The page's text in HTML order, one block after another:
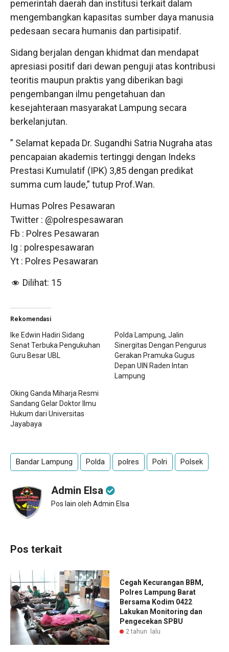
pemerintah daerah dan institusi terkait dalam
mengembangkan kapasitas sumber daya manusia
pedesaan secara humanis dan partisipatif.
Sidang berjalan dengan khidmat dan mendapat
apresiasi positif dari dewan penguji atas kontribusi
teoritis maupun praktis yang diberikan bagi
pengembangan ilmu pengetahuan dan
kesejahteraan masyarakat Lampung secara
berkelanjutan.
” Selamat kepada Dr. Sugandhi Satria Nugraha atas
pencapaian akademis tertinggi dengan Indeks
Prestasi Kumulatif (IPK) 3,85 dengan predikat
summa cum laude,” tutup Prof.Wan.
Humas Polres Pesawaran
Twitter : @polrespesawaran
Fb : Polres Pesawaran
Ig : polrespesawaran
Yt : Polres Pesawaran
Dilihat: 15
Rekomendasi
Ike Edwin Hadiri Sidang
Senat Terbuka Pengukuhan
Guru Besar UBL
Polda Lampung, Jalin
Sinergitas Dengan Pengurus
Gerakan Pramuka Gugus
Depan UIN Raden Intan
Lampung
Oking Ganda Miharja Resmi
Sandang Gelar Doktor Ilmu
Hukum dari Universitas
Jayabaya
Bandar Lampung Polda polres Polri Polsek
Admin Elsa
Pos lain oleh Admin Elsa
Pos terkait
Cegah Kecurangan BBM,
Polres Lampung Barat
Bersama Kodim 0422
Lakukan Monitoring dan
Pengecekan SPBU
2 tahun lalu